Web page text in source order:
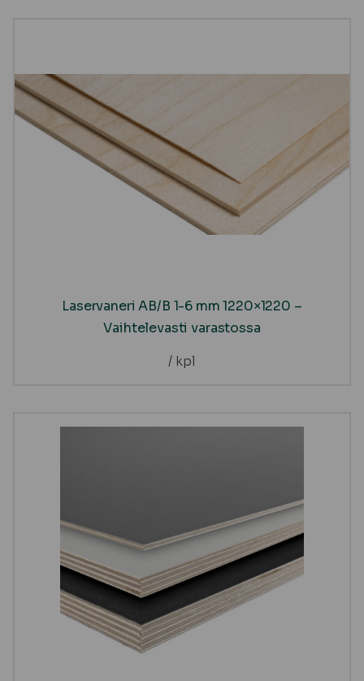
Laservaneri AB/B 1-6 mm 1220×1220 –
Vaihtelevasti varastossa
/ kpl